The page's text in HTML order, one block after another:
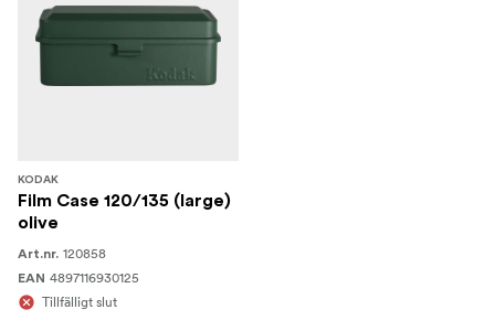
KODAK
Film Case 120/135 (large)
olive
Art.nr. 120858
EAN 4897116930125
Tillfälligt slut